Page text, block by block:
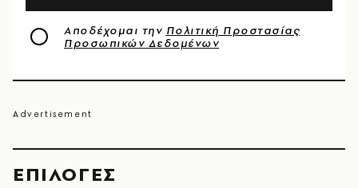
EΠΙΛΟΓΈΣ
Αποδέχομαι την Πολιτική Προστασίας
Προσωπικών Δεδομένων